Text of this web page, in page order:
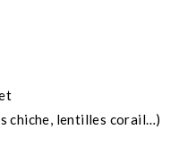
chiche, lentilles corail…)